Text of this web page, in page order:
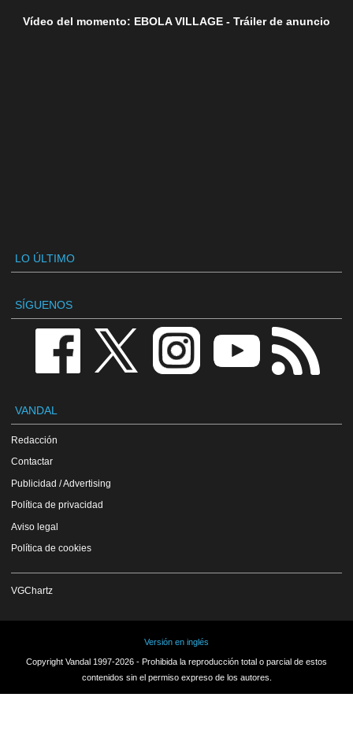
Vídeo del momento: EBOLA VILLAGE - Tráiler de anuncio
LO ÚLTIMO
SÍGUENOS
VANDAL
Redacción
Contactar
Publicidad / Advertising
Política de privacidad
Aviso legal
Política de cookies
VGChartz
Versión en inglés
Copyright Vandal 1997-2026 - Prohibida la reproducción total o parcial de estos
contenidos sin el permiso expreso de los autores.